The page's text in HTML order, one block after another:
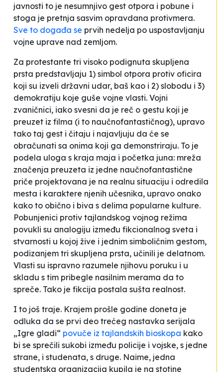
javnosti to je nesumnjivo gest otpora i pobune i
stoga je pretnja sasvim opravdana protivmera.
Sve to događa se prvih nedelja po uspostavljanju
vojne uprave nad zemljom.
Za protestante tri visoko podignuta skupljena
prsta predstavljaju 1) simbol otpora protiv oficira
koji su izveli državni udar, baš kao i 2) slobodu i 3)
demokratiju koje guše vojne vlasti. Vojni
zvaničnici, iako svesni da je reč o gestu koji je
preuzet iz filma (i to naučnofantastičnog), upravo
tako taj gest i čitaju i najavljuju da će se
obračunati sa onima koji ga demonstriraju. To je
podela uloga s kraja maja i početka juna: mreža
značenja preuzeta iz jedne naučnofantastične
priče projektovana je na realnu situaciju i odredila
mesta i karaktere njenih učesnika, upravo onako
kako to obično i biva s delima popularne kulture.
Pobunjenici protiv tajlandskog vojnog režima
povukli su analogiju između fikcionalnog sveta i
stvarnosti u kojoj žive i jednim simboličnim gestom,
podizanjem tri skupljena prsta, učinili je delatnom.
Vlasti su ispravno razumele njihovu poruku i u
skladu s tim pribegle nasilnim merama da to
spreče. Tako je fikcija postala sušta realnost.
I to još traje. Krajem prošle godine doneta je
odluka da se prvi deo trećeg nastavka serijala
„Igre gladi“ povuče iz tajlandskih bioskopa kako
bi se sprečili sukobi između policije i vojske, s jedne
strane, i studenata, s druge. Naime, jedna
studentska organizacija kupila je na stotine